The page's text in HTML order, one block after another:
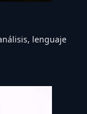
lenguaje